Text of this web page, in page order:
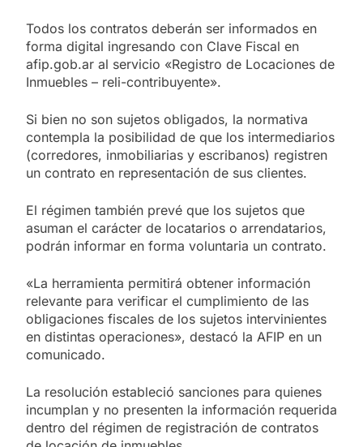
Todos los contratos deberán ser informados en
forma digital ingresando con Clave Fiscal en
afip.gob.ar al servicio «Registro de Locaciones de
Inmuebles – reli-contribuyente».
Si bien no son sujetos obligados, la normativa
contempla la posibilidad de que los intermediarios
(corredores, inmobiliarias y escribanos) registren
un contrato en representación de sus clientes.
El régimen también prevé que los sujetos que
asuman el carácter de locatarios o arrendatarios,
podrán informar en forma voluntaria un contrato.
«La herramienta permitirá obtener información
relevante para verificar el cumplimiento de las
obligaciones fiscales de los sujetos intervinientes
en distintas operaciones», destacó la AFIP en un
comunicado.
La resolución estableció sanciones para quienes
incumplan y no presenten la información requerida
dentro del régimen de registración de contratos